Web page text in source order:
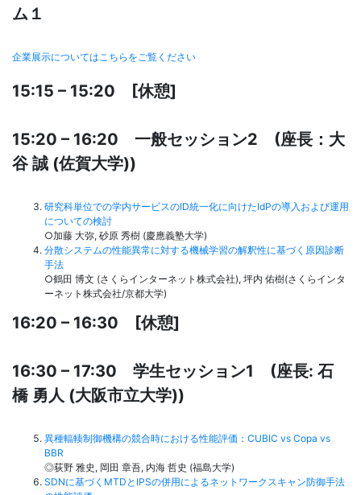
ム１
企業展示についてはこちらをご覧ください
15:15 – 15:20 [休憩]
15:20 – 16:20 一般セッション2 (座長：大
谷 誠 (佐賀大学))
研究科単位での学内サービスのID統一化に向けたIdPの導入および運用
についての検討
○加藤 大弥, 砂原 秀樹 (慶應義塾大学)
分散システムの性能異常に対する機械学習の解釈性に基づく原因診断
手法
○鶴田 博文 (さくらインターネット株式会社), 坪内 佑樹(さくらインタ
ーネット株式会社/京都大学)
16:20 – 16:30 [休憩]
16:30 – 17:30 学生セッション1 (座長: 石
橋 勇人 (大阪市立大学))
異種輻輳制御機構の競合時における性能評価：CUBIC vs Copa vs
BBR
◎荻野 雅史, 岡田 章吾, 内海 哲史 (福島大学)
SDNに基づくMTDとIPSの併用によるネットワークスキャン防御手法